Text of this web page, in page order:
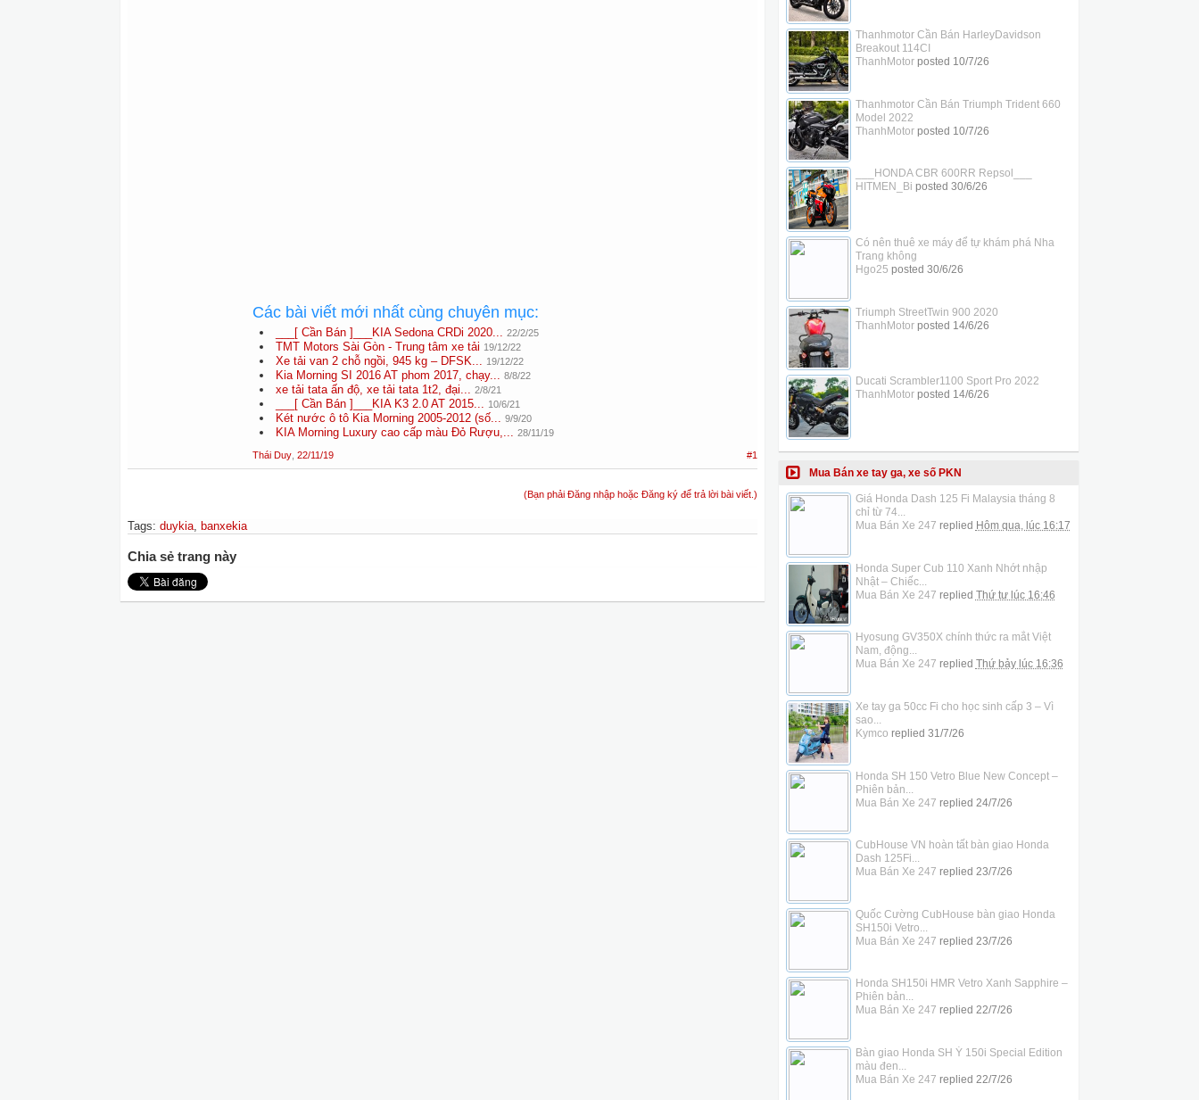
Các bài viết mới nhất cùng chuyên mục:
___[ Cần Bán ]___KIA Sedona CRDi 2020... 22/2/25
TMT Motors Sài Gòn - Trung tâm xe tải 19/12/22
Xe tải van 2 chỗ ngồi, 945 kg – DFSK... 19/12/22
Kia Morning SI 2016 AT phom 2017, chạy... 8/8/22
xe tải tata ấn độ, xe tải tata 1t2, đại... 2/8/21
___[ Cần Bán ]___KIA K3 2.0 AT 2015... 10/6/21
Két nước ô tô Kia Morning 2005-2012 (số... 9/9/20
KIA Morning Luxury cao cấp màu Đỏ Rượu,... 28/11/19
Thái Duy 22/11/19 #1
(Bạn phải Đăng nhập hoặc Đăng ký để trả lời bài viết.)
Tags: duykia, banxekia
Chia sẻ trang này
Thanhmotor Cần Bán HarleyDavidson
Breakout 114CI
ThanhMotorposted 10/7/26
Thanhmotor Cần Bán Triumph Trident 660
Model 2022
ThanhMotorposted 10/7/26
___HONDA CBR 600RR Repsol___
HITMEN_Bi posted 30/6/26
Có nên thuê xe máy để tự khám phá Nha
Trang không
Hgo25 posted 30/6/26
Triumph StreetTwin 900 2020
ThanhMotorposted 14/6/26
Ducati Scrambler1100 Sport Pro 2022
ThanhMotorposted 14/6/26
Mua Bán xe tay ga, xe số PKN
Giá Honda Dash 125 Fi Malaysia tháng 8
chỉ từ 74...
Mua Bán Xe 247 replied Hôm qua, lúc 16:17
Honda Super Cub 110 Xanh Nhớt nhập
Nhật – Chiếc...
Mua Bán Xe 247 replied Thứ tư lúc 16:46
Hyosung GV350X chính thức ra mắt Việt
Nam, động...
Mua Bán Xe 247 replied Thứ bảy lúc 16:36
Xe tay ga 50cc Fi cho học sinh cấp 3 – Vì
sao...
Kymco replied 31/7/26
Honda SH 150 Vetro Blue New Concept –
Phiên bản...
Mua Bán Xe 247 replied 24/7/26
CubHouse VN hoàn tất bàn giao Honda
Dash 125Fi...
Mua Bán Xe 247 replied 23/7/26
Quốc Cường CubHouse bàn giao Honda
SH150i Vetro...
Mua Bán Xe 247 replied 23/7/26
Honda SH150i HMR Vetro Xanh Sapphire –
Phiên bản...
Mua Bán Xe 247 replied 22/7/26
Bàn giao Honda SH Ý 150i Special Edition
màu đen...
Mua Bán Xe 247 replied 22/7/26